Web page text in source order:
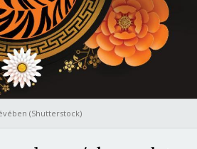
(Shutterstock)